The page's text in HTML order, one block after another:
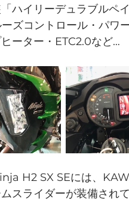
ハイリーデュラブルペ
ズコントロール・パワ
ーター・ETC2.0など…
H2 SX SEには、
スライダーが装備されて